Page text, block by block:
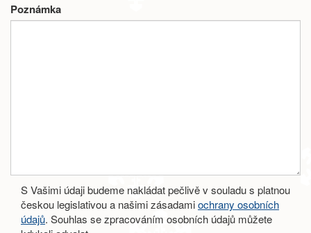
Poznámka
S Vašimi údaji budeme nakládat pečlivě v souladu s platnou
českou legislativou a našimi zásadamiochrany osobních
údajů. Souhlas se zpracováním osobních údajů můžete